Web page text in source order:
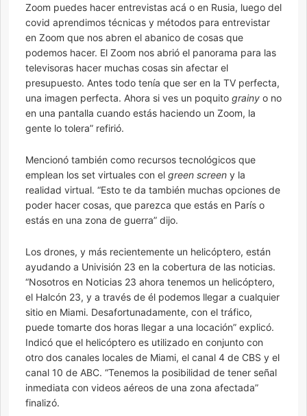
Zoom puedes hacer entrevistas acá o en Rusia, luego del
covid aprendimos técnicas y métodos para entrevistar
en Zoom que nos abren el abanico de cosas que
podemos hacer. El Zoom nos abrió el panorama para las
televisoras hacer muchas cosas sin afectar el
presupuesto. Antes todo tenía que ser en la TV perfecta,
una imagen perfecta. Ahora si ves un poquito grainy o no
en una pantalla cuando estás haciendo un Zoom, la
gente lo tolera” refirió.
Mencionó también como recursos tecnológicos que
emplean los set virtuales con el green screen y la
realidad virtual. “Esto te da también muchas opciones de
poder hacer cosas, que parezca que estás en París o
estás en una zona de guerra” dijo.
Los drones, y más recientemente un helicóptero, están
ayudando a Univisión 23 en la cobertura de las noticias.
“Nosotros en Noticias 23 ahora tenemos un helicóptero,
el Halcón 23, y a través de él podemos llegar a cualquier
sitio en Miami. Desafortunadamente, con el tráfico,
puede tomarte dos horas llegar a una locación” explicó.
Indicó que el helicóptero es utilizado en conjunto con
otro dos canales locales de Miami, el canal 4 de CBS y el
canal 10 de ABC. “Tenemos la posibilidad de tener señal
inmediata con videos aéreos de una zona afectada”
finalizó.